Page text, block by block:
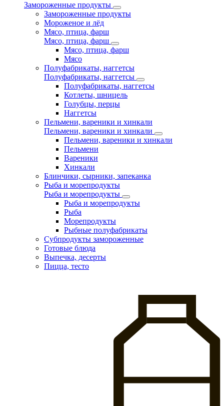
Замороженные продукты
Замороженные продукты
Мороженое и лёд
Мясо, птица, фарш
Мясо, птица, фарш
Мясо, птица, фарш
Мясо
Полуфабрикаты, наггетсы
Полуфабрикаты, наггетсы
Полуфабрикаты, наггетсы
Котлеты, шницель
Голубцы, перцы
Наггетсы
Пельмени, вареники и хинкали
Пельмени, вареники и хинкали
Пельмени, вареники и хинкали
Пельмени
Вареники
Хинкали
Блинчики, сырники, запеканка
Рыба и морепродукты
Рыба и морепродукты
Рыба и морепродукты
Рыба
Морепродукты
Рыбные полуфабрикаты
Субпродукты замороженные
Готовые блюда
Выпечка, десерты
Пицца, тесто